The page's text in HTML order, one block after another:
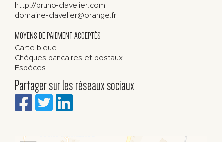
http://bruno-clavelier.com
domaine-clavelier@orange.fr
MOYENS DE PAIEMENT ACCEPTÉS
Carte bleue
Chèques bancaires et postaux
Espèces
Partager sur les réseaux sociaux